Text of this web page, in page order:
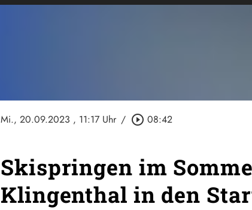
Mi., 20.09.2023 , 11:17 Uhr / play_circle_outline 08:42
Skispringen im
Klingenthal in den